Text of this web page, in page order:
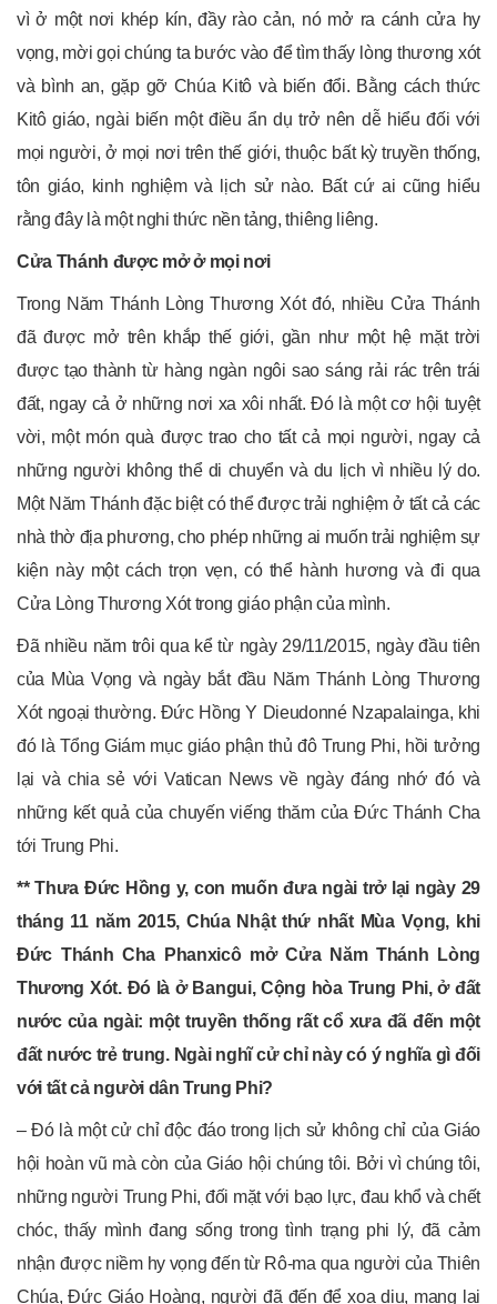
vì ở một nơi khép kín, đầy rào cản, nó mở ra cánh cửa hy
vọng, mời gọi chúng ta bước vào để tìm thấy lòng thương xót
và bình an, gặp gỡ Chúa Kitô và biến đổi. Bằng cách thức
Kitô giáo, ngài biến một điều ẩn dụ trở nên dễ hiểu đối với
mọi người, ở mọi nơi trên thế giới, thuộc bất kỳ truyền thống,
tôn giáo, kinh nghiệm và lịch sử nào. Bất cứ ai cũng hiểu
rằng đây là một nghi thức nền tảng, thiêng liêng.
Cửa Thánh được mở ở mọi nơi
Trong Năm Thánh Lòng Thương Xót đó, nhiều Cửa Thánh
đã được mở trên khắp thế giới, gần như một hệ mặt trời
được tạo thành từ hàng ngàn ngôi sao sáng rải rác trên trái
đất, ngay cả ở những nơi xa xôi nhất. Đó là một cơ hội tuyệt
vời, một món quà được trao cho tất cả mọi người, ngay cả
những người không thể di chuyển và du lịch vì nhiều lý do.
Một Năm Thánh đặc biệt có thể được trải nghiệm ở tất cả các
nhà thờ địa phương, cho phép những ai muốn trải nghiệm sự
kiện này một cách trọn vẹn, có thể hành hương và đi qua
Cửa Lòng Thương Xót trong giáo phận của mình.
Đã nhiều năm trôi qua kể từ ngày 29/11/2015, ngày đầu tiên
của Mùa Vọng và ngày bắt đầu Năm Thánh Lòng Thương
Xót ngoại thường. Đức Hồng Y Dieudonné Nzapalainga, khi
đó là Tổng Giám mục giáo phận thủ đô Trung Phi, hồi tưởng
lại và chia sẻ với Vatican News về ngày đáng nhớ đó và
những kết quả của chuyến viếng thăm của Đức Thánh Cha
tới Trung Phi.
** Thưa Đức Hồng y, con muốn đưa ngài trở lại ngày 29
tháng 11 năm 2015, Chúa Nhật thứ nhất Mùa Vọng, khi
Đức Thánh Cha Phanxicô mở Cửa Năm Thánh Lòng
Thương Xót. Đó là ở Bangui, Cộng hòa Trung Phi, ở đất
nước của ngài: một truyền thống rất cổ xưa đã đến một
đất nước trẻ trung. Ngài nghĩ cử chỉ này có ý nghĩa gì đối
với tất cả người dân Trung Phi?
– Đó là một cử chỉ độc đáo trong lịch sử không chỉ của Giáo
hội hoàn vũ mà còn của Giáo hội chúng tôi. Bởi vì chúng tôi,
những người Trung Phi, đối mặt với bạo lực, đau khổ và chết
chóc, thấy mình đang sống trong tình trạng phi lý, đã cảm
nhận được niềm hy vọng đến từ Rô-ma qua người của Thiên
Chúa, Đức Giáo Hoàng, người đã đến để xoa dịu, mang lại